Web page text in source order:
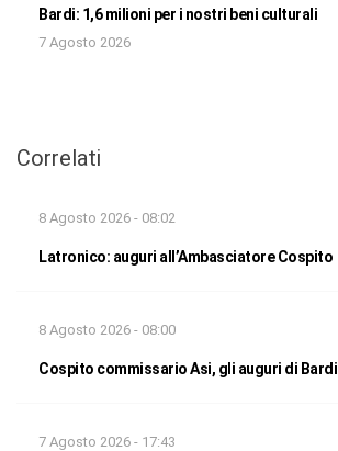
Bardi: 1,6 milioni per i nostri beni culturali
7 Agosto 2026
Correlati
8 Agosto 2026 - 08:02
Latronico: auguri all’Ambasciatore Cospito
8 Agosto 2026 - 08:00
Cospito commissario Asi, gli auguri di Bardi
7 Agosto 2026 - 17:43